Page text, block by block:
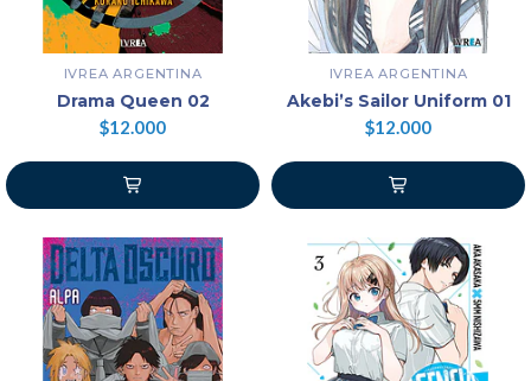
IVREA ARGENTINA
Drama Queen 02
$12.000
IVREA ARGENTINA
Akebi’s Sailor Uniform 01
$12.000